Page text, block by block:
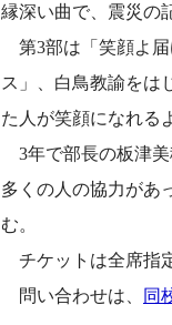
縁深い曲で、震災の
第3部は「笑顔よ
ス」、白鳥教諭をは
た人が笑顔になれる
3年で部長の板津
多くの人の協力があ
む。
チケットは全席指
問い合わせは、
同